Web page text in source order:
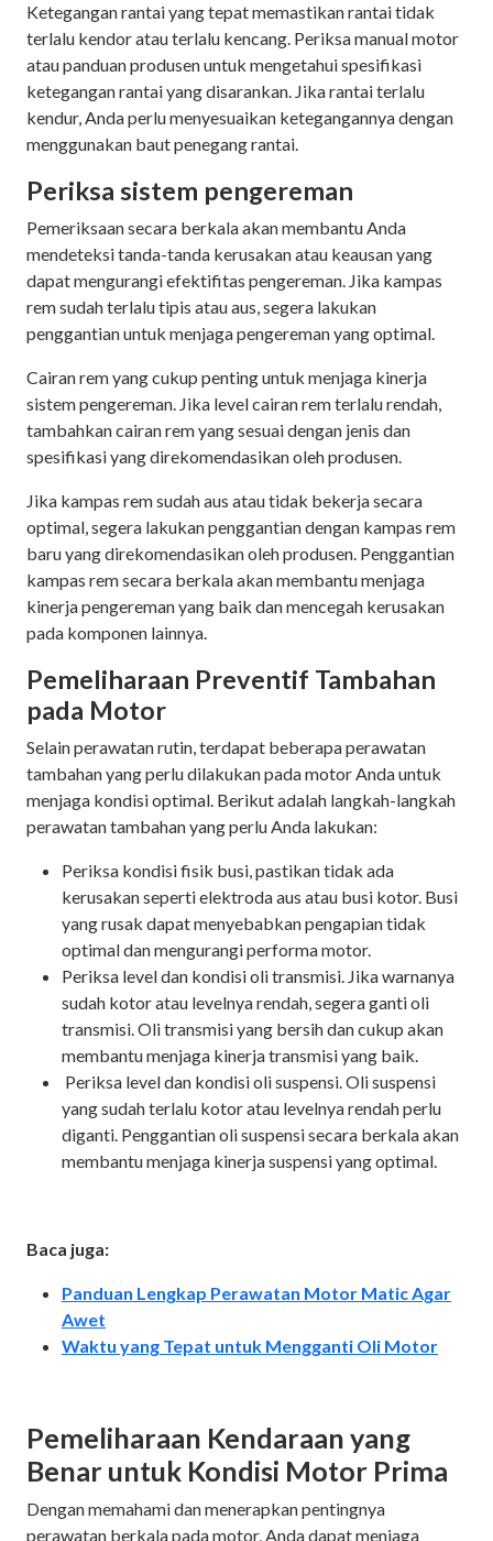
Ketegangan rantai yang tepat memastikan rantai tidak
terlalu kendor atau terlalu kencang. Periksa manual motor
atau panduan produsen untuk mengetahui spesifikasi
ketegangan rantai yang disarankan. Jika rantai terlalu
kendur, Anda perlu menyesuaikan ketegangannya dengan
menggunakan baut penegang rantai.
Periksa sistem pengereman
Pemeriksaan secara berkala akan membantu Anda
mendeteksi tanda-tanda kerusakan atau keausan yang
dapat mengurangi efektifitas pengereman. Jika kampas
rem sudah terlalu tipis atau aus, segera lakukan
penggantian untuk menjaga pengereman yang optimal.
Cairan rem yang cukup penting untuk menjaga kinerja
sistem pengereman. Jika level cairan rem terlalu rendah,
tambahkan cairan rem yang sesuai dengan jenis dan
spesifikasi yang direkomendasikan oleh produsen.
Jika kampas rem sudah aus atau tidak bekerja secara
optimal, segera lakukan penggantian dengan kampas rem
baru yang direkomendasikan oleh produsen. Penggantian
kampas rem secara berkala akan membantu menjaga
kinerja pengereman yang baik dan mencegah kerusakan
pada komponen lainnya.
Pemeliharaan Preventif Tambahan
pada Motor
Selain perawatan rutin, terdapat beberapa perawatan
tambahan yang perlu dilakukan pada motor Anda untuk
menjaga kondisi optimal. Berikut adalah langkah-langkah
perawatan tambahan yang perlu Anda lakukan:
Periksa kondisi fisik busi, pastikan tidak ada
kerusakan seperti elektroda aus atau busi kotor. Busi
yang rusak dapat menyebabkan pengapian tidak
optimal dan mengurangi performa motor.
Periksa level dan kondisi oli transmisi. Jika warnanya
sudah kotor atau levelnya rendah, segera ganti oli
transmisi. Oli transmisi yang bersih dan cukup akan
membantu menjaga kinerja transmisi yang baik.
Periksa level dan kondisi oli suspensi. Oli suspensi
yang sudah terlalu kotor atau levelnya rendah perlu
diganti. Penggantian oli suspensi secara berkala akan
membantu menjaga kinerja suspensi yang optimal.
Baca juga:
Panduan Lengkap Perawatan Motor Matic Agar
Awet
Waktu yang Tepat untuk Mengganti Oli Motor
Pemeliharaan Kendaraan yang
Benar untuk Kondisi Motor Prima
Dengan memahami dan menerapkan pentingnya
perawatan berkala pada motor, Anda dapat menjaga